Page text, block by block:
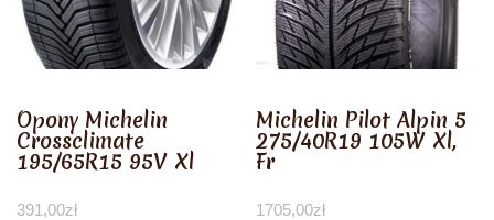
Opony Michelin
Crossclimate
195/65R15 95V Xl
391,00zł
Michelin Pilot Alpin 5
275/40R19 105W Xl,
Fr
1705,00zł